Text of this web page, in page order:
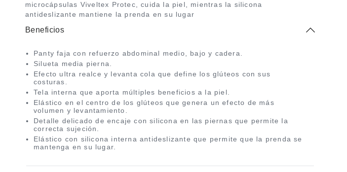
microcápsulas Viveltex Protec, cuida la piel, mientras la silicona
antideslizante mantiene la prenda en su lugar
Beneficios
Panty faja con refuerzo abdominal medio, bajo y cadera.
Silueta media pierna.
Efecto ultra realce y levanta cola que define los glúteos con sus
costuras.
Tela interna que aporta múltiples beneficios a la piel.
Elástico en el centro de los glúteos que genera un efecto de más
volumen y levantamiento.
Detalle delicado de encaje con silicona en las piernas que permite la
correcta sujeción.
Elástico con silicona interna antideslizante que permite que la prenda se
mantenga en su lugar.